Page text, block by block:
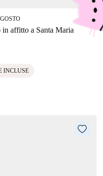
in affitto a Santa Maria
INCLUSE